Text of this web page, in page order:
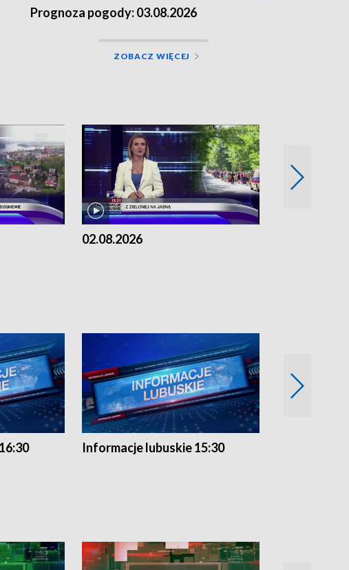
Prognoza pogody: 03.08.2026
ZOBACZ WIĘCEJ
02.08.2026
Informacje lubuskie 15:30